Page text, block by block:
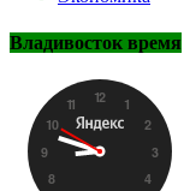
Владивосток время